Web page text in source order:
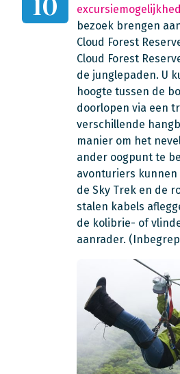
bezoek brengen
Cloud Forest
Cloud Forest
de junglepaden. U
hoogte tussen de
doorlopen via een
verschillende
manier om het
ander oogpunt te
avonturiers
de Sky Trek en de
stalen kabels
de kolibrie- of
aanrader.